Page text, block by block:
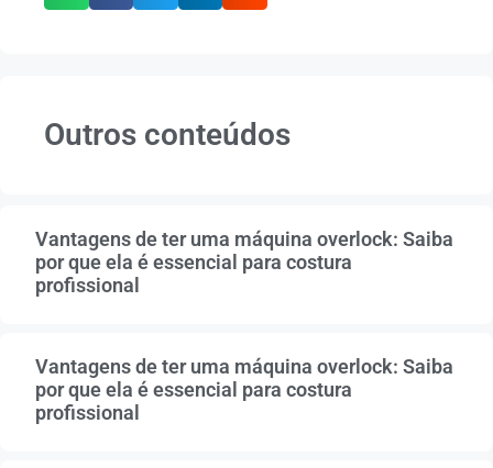
Outros conteúdos
Vantagens de ter uma máquina overlock: Saiba
por que ela é essencial para costura
profissional
Vantagens de ter uma máquina overlock: Saiba
por que ela é essencial para costura
profissional